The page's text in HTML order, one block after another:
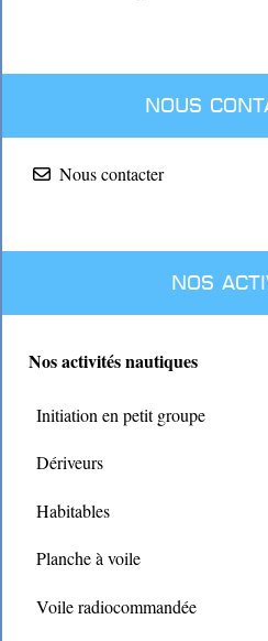
Nous
Nous contacter
Nos
Nos activités nautiques
Initiation en petit groupe
Dériveurs
Habitables
Planche à voile
Voile radiocommandée